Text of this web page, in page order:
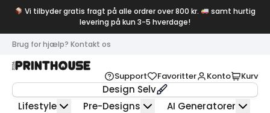
Vi tilbyder gratis fragt på alle ordrer over 800 kr.
samt hurtig
levering på kun 3-5 hverdage!
Brug for hjælp? Kontakt os
Support Favoritter Konto Kurv
Design Selv
Lifestyle
Pre-Designs AI Generatorer